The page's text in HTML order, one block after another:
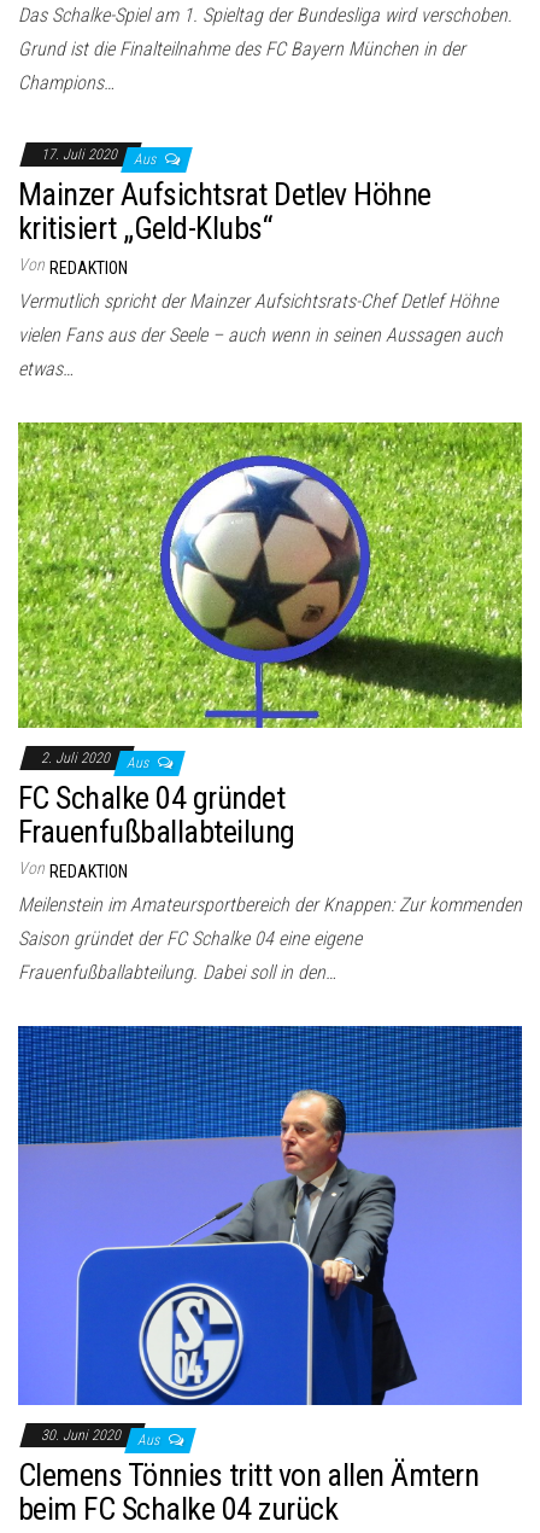
Das Schalke-Spiel am 1. Spieltag der Bundesliga wird verschoben.
Grund ist die Finalteilnahme des FC Bayern München in der
Champions…
17. Juli 2020 Aus
Mainzer Aufsichtsrat Detlev Höhne
kritisiert „Geld-Klubs“
Von REDAKTION
Vermutlich spricht der Mainzer Aufsichtsrats-Chef Detlef Höhne
vielen Fans aus der Seele – auch wenn in seinen Aussagen auch
etwas…
2. Juli 2020 Aus
FC Schalke 04 gründet
Frauenfußballabteilung
Von REDAKTION
Meilenstein im Amateursportbereich der Knappen: Zur kommenden
Saison gründet der FC Schalke 04 eine eigene
Frauenfußballabteilung. Dabei soll in den…
30. Juni 2020 Aus
Clemens Tönnies tritt von allen Ämtern
beim FC Schalke 04 zurück